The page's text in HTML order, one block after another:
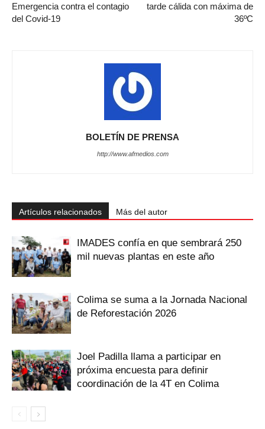
Emergencia contra el contagio
del Covid-19
tarde cálida con máxima de
36ºC
BOLETÍN DE PRENSA
http://www.afmedios.com
Artículos relacionados Más del autor
IMADES confía en que sembrará 250
mil nuevas plantas en este año
Colima se suma a la Jornada Nacional
de Reforestación 2026
Joel Padilla llama a participar en
próxima encuesta para definir
coordinación de la 4T en Colima